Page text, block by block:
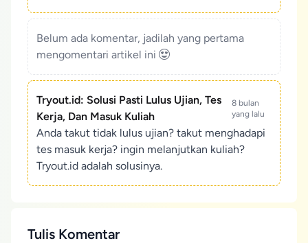
Belum ada komentar, jadilah yang pertama
mengomentari artikel ini
Tryout.id: Solusi Pasti Lulus Ujian, Tes
Kerja, Dan Masuk Kuliah
8 bulan
yang lalu
Anda takut tidak lulus ujian? takut menghadapi
tes masuk kerja? ingin melanjutkan kuliah?
Tryout.id adalah solusinya.
Tulis Komentar